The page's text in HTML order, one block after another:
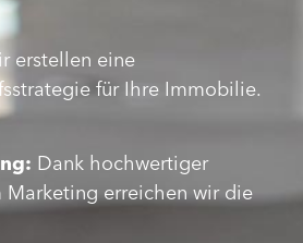
erstellen eine
für Ihre Immobilie.
Dank hochwertiger
Marketing erreichen wir die